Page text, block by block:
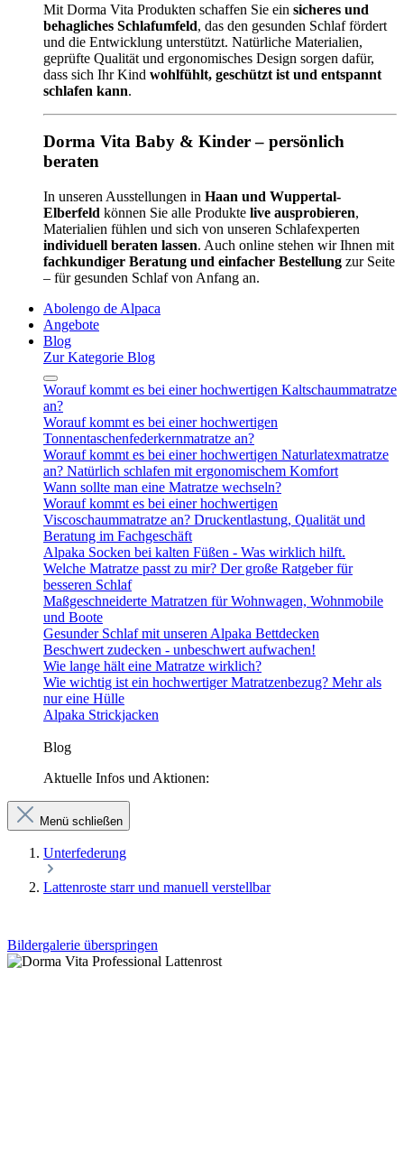
Mit Dorma Vita Produkten schaffen Sie ein sicheres und
behagliches Schlafumfeld, das den gesunden Schlaf fördert
und die Entwicklung unterstützt. Natürliche Materialien,
geprüfte Qualität und ergonomisches Design sorgen dafür,
dass sich Ihr Kind wohlfühlt, geschützt ist und entspannt
schlafen kann.
Dorma Vita Baby & Kinder – persönlich
beraten
In unseren Ausstellungen in Haan und Wuppertal-
Elberfeld können Sie alle Produkte live ausprobieren,
Materialien fühlen und sich von unseren Schlafexperten
individuell beraten lassen. Auch online stehen wir Ihnen mit
fachkundiger Beratung und einfacher Bestellung zur Seite
– für gesunden Schlaf von Anfang an.
Abolengo de Alpaca
Angebote
Blog
Zur Kategorie Blog
Worauf kommt es bei einer hochwertigen Kaltschaummatratze
an?
Worauf kommt es bei einer hochwertigen
Tonnentaschenfederkernmatratze an?
Worauf kommt es bei einer hochwertigen Naturlatexmatratze
an? Natürlich schlafen mit ergonomischem Komfort
Wann sollte man eine Matratze wechseln?
Worauf kommt es bei einer hochwertigen
Viscoschaummatratze an? Druckentlastung, Qualität und
Beratung im Fachgeschäft
Alpaka Socken bei kalten Füßen - Was wirklich hilft.
Welche Matratze passt zu mir? Der große Ratgeber für
besseren Schlaf
Maßgeschneiderte Matratzen für Wohnwagen, Wohnmobile
und Boote
Gesunder Schlaf mit unseren Alpaka Bettdecken
Beschwert zudecken - unbeschwert aufwachen!
Wie lange hält eine Matratze wirklich?
Wie wichtig ist ein hochwertiger Matratzenbezug? Mehr als
nur eine Hülle
Alpaka Strickjacken
Blog
Aktuelle Infos und Aktionen:
Menü schließen
Unterfederung
Lattenroste starr und manuell verstellbar
Bildergalerie überspringen